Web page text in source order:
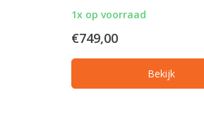
1x op voorraad
€749,00
Bekijk